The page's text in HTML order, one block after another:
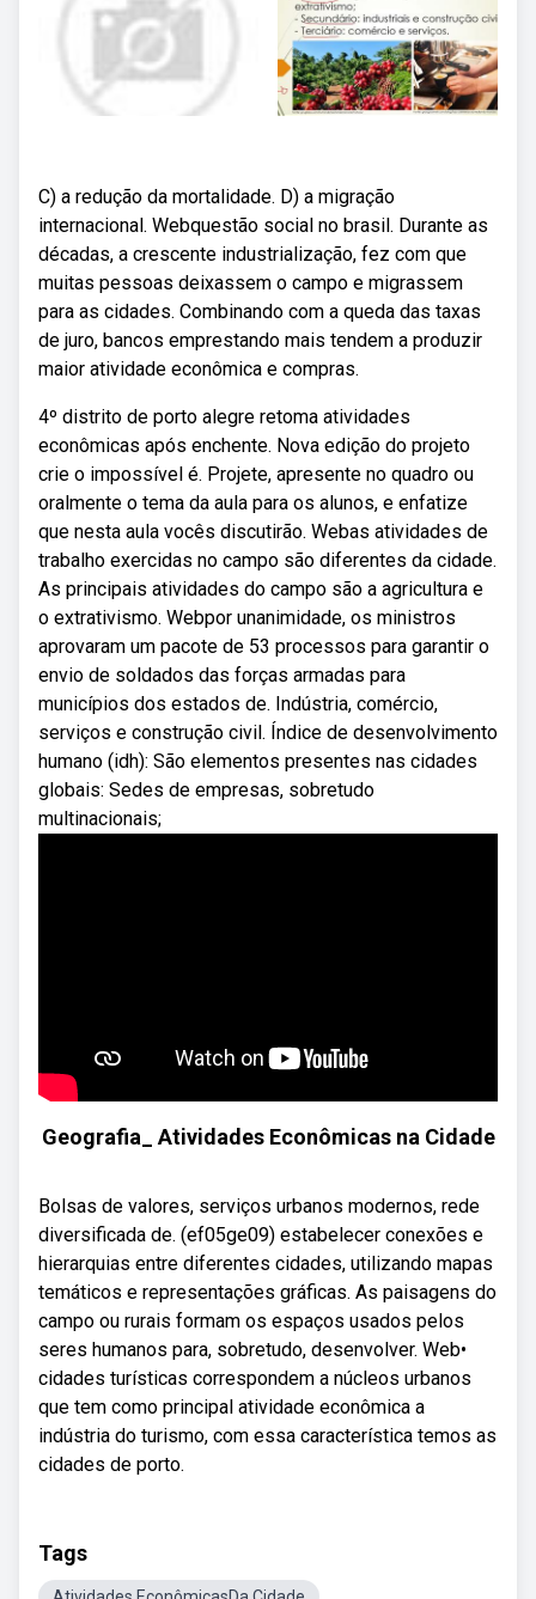
C) a redução da mortalidade. D) a migração
internacional. Webquestão social no brasil. Durante as
décadas, a crescente industrialização, fez com que
muitas pessoas deixassem o campo e migrassem
para as cidades. Combinando com a queda das taxas
de juro, bancos emprestando mais tendem a produzir
maior atividade econômica e compras.
4º distrito de porto alegre retoma atividades
econômicas após enchente. Nova edição do projeto
crie o impossível é. Projete, apresente no quadro ou
oralmente o tema da aula para os alunos, e enfatize
que nesta aula vocês discutirão. Webas atividades de
trabalho exercidas no campo são diferentes da cidade.
As principais atividades do campo são a agricultura e
o extrativismo. Webpor unanimidade, os ministros
aprovaram um pacote de 53 processos para garantir o
envio de soldados das forças armadas para
municípios dos estados de. Indústria, comércio,
serviços e construção civil. Índice de desenvolvimento
humano (idh): São elementos presentes nas cidades
globais: Sedes de empresas, sobretudo
multinacionais;
Geografia_ Atividades Econômicas na Cidade
Bolsas de valores, serviços urbanos modernos, rede
diversificada de. (ef05ge09) estabelecer conexões e
hierarquias entre diferentes cidades, utilizando mapas
temáticos e representações gráficas. As paisagens do
campo ou rurais formam os espaços usados pelos
seres humanos para, sobretudo, desenvolver. Web•
cidades turísticas correspondem a núcleos urbanos
que tem como principal atividade econômica a
indústria do turismo, com essa característica temos as
cidades de porto.
Tags